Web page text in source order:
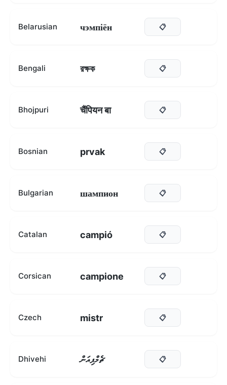
Belarusian чэмпіён 📋
Bengali রক্ষক 📋
Bhojpuri चैंपियन बा 📋
Bosnian prvak 📋
Bulgarian шампион 📋
Catalan campió 📋
Corsican campione 📋
Czech mistr 📋
Dhivehi ޗެމްޕިއަން 📋